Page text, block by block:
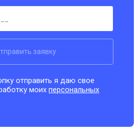
заявку
отправить я даю свое
моихперсональных